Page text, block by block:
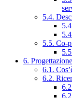
5.4.
5.5. Co-
6.
6.1.
6.2.